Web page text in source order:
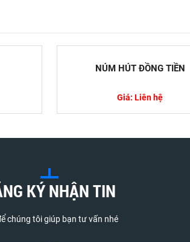
NÚM HÚT ĐỒNG TIỀN
Giá: Liên hệ
KÝ NHẬN TIN
chúng tôi giúp bạn tư vấn nhé
hóa chất vào thị trường...